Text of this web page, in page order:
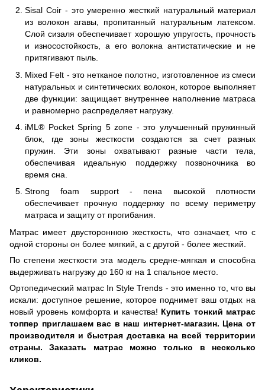
Sisal Coir - это умеренно жесткий натуральный материал
из волокон агавы, пропитанный натуральным латексом.
Слой сизаля обеспечивает хорошую упругость, прочность
и износостойкость, а его волокна антистатические и не
притягивают пыль.
Mixed Felt - это нетканое полотно, изготовленное из смеси
натуральных и синтетических волокон, которое выполняет
две функции: защищает внутреннее наполнение матраса
и равномерно распределяет нагрузку.
iML® Pocket Spring 5 zоnе - это улучшенный пружинный
блок, где зоны жесткости создаются за счет разных
пружин. Эти зоны охватывают разные части тела,
обеспечивая идеальную поддержку позвоночника во
время сна.
Strong foam support - пена высокой плотности
обеспечивает прочную поддержку по всему периметру
матраса и защиту от прогибания.
Матрас имеет двустороннюю жесткость, что означает, что с
одной стороны он более мягкий, а с другой - более жесткий.
По степени жесткости эта модель средне-мягкая и способна
выдерживать нагрузку до 160 кг на 1 спальное место.
Ортопедический матрас In Style Trends - это именно то, что вы
искали: доступное решение, которое поднимет ваш отдых на
новый уровень комфорта и качества! Купить тонкий матрас
топпер приглашаем вас в наш интернет-магазин. Цена от
производителя и быстрая доставка на всей территории
страны. Заказать матрас можно только в несколько
кликов.